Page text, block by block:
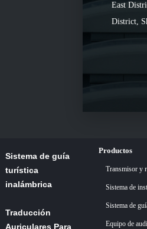
Sistema de guía
turística
inalámbrica
Traducción
Auriculares Para
Productos
Transmisor y
Sistema de
Sistema de
Equipo de
East
District,